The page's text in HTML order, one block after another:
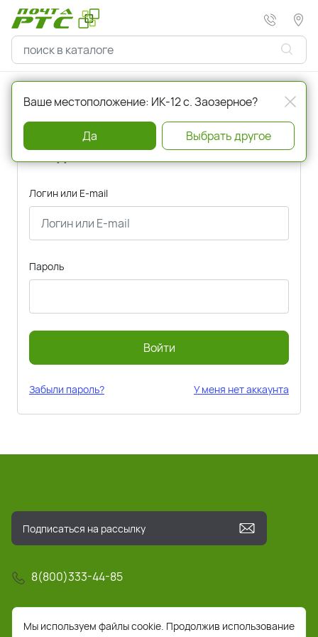
Главная Авторизация
Вход
Логин или E-mail
Пароль
Войти
Забыли пароль? У меня нет аккаунта
8(800)333-44-85
info@pochta-rts.ru
Мы используем файлы cookie. Продолжив использование
Ваше местоположение: ИК-12 с. Заозерное?
Да Выбрать другое